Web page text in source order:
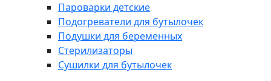
Пароварки детские
Подогреватели для бутылочек
Подушки для беременных
Стерилизаторы
Сушилки для бутылочек